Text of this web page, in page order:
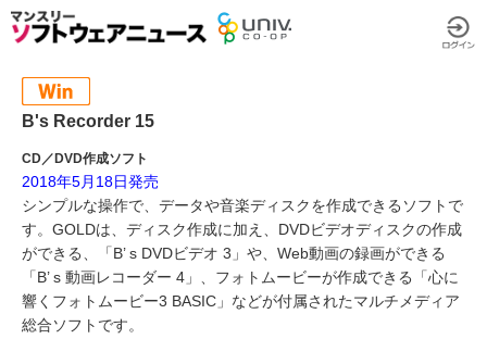
B's Recorder 15
CD／DVD作成ソフト
2018年5月18日発売
シンプルな操作で、データや音楽ディスクを作成できるソフトで
す。GOLDは、ディスク作成に加え、DVDビデオディスクの作成
ができる、「B’ s DVDビデオ 3」や、Web動画の録画ができる
「B’ s 動画レコーダー 4」、フォトムービーが作成できる「心に
響くフォトムービー3 BASIC」などが付属されたマルチメディア
総合ソフトです。